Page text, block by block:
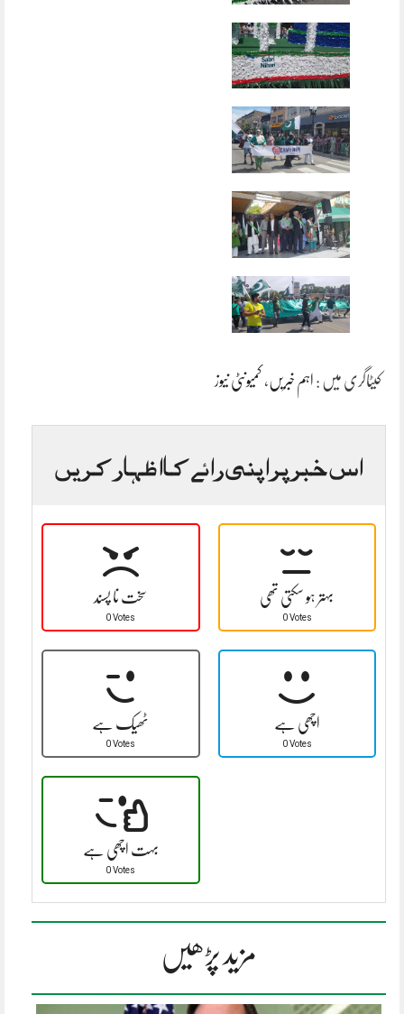
کیٹاگری میں : اہم خبریں، کمیونٹی نیوز
اس خبر پر اپنی رائے کا اظہار کریں
سخت نا پسند
0 Votes
بہتر ہو سکتی تھی
0 Votes
ٹھیک ہے
0 Votes
اچھی ہے
0 Votes
بہت اچھی ہے
0 Votes
مزید پڑھیں